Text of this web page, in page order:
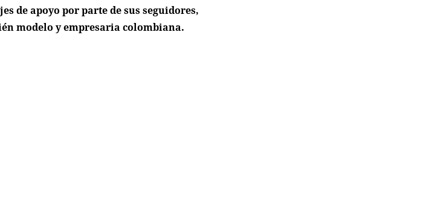
de apoyo por parte de sus seguidores,
modelo y empresaria colombiana.